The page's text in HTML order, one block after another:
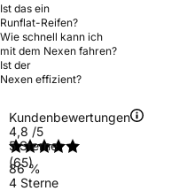
Ist das ein
Runflat-Reifen?
Wie schnell kann ich
mit dem Nexen fahren?
Ist der
Nexen effizient?
Kundenbewertungen
4,8 /5
(65)
5 Sterne
86 %
4 Sterne